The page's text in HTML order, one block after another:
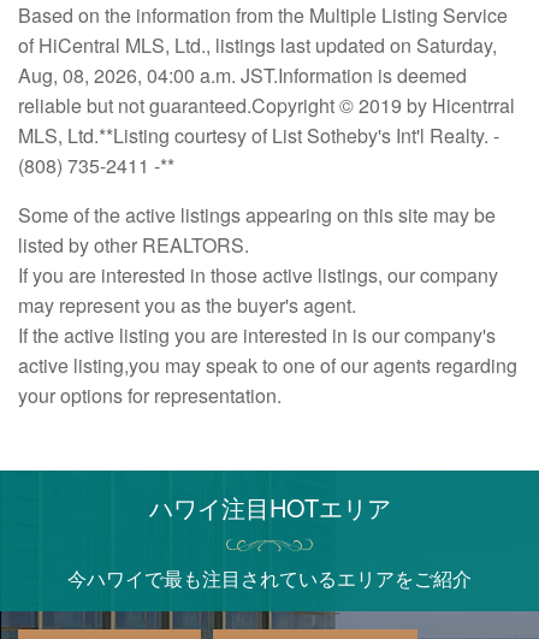
Based on the information from the Multiple Listing Service
of HiCentral MLS, Ltd., listings last updated on Saturday,
Aug, 08, 2026, 04:00 a.m. JST.Information is deemed
reliable but not guaranteed.Copyright © 2019 by Hicentrral
MLS, Ltd.**Listing courtesy of List Sotheby's Int'l Realty. -
(808) 735-2411 -**
Some of the active listings appearing on this site may be
listed by other REALTORS.
If you are interested in those active listings, our company
may represent you as the buyer's agent.
If the active listing you are interested in is our company's
active listing,you may speak to one of our agents regarding
your options for representation.
ハワイ注目HOTエリア
今ハワイで最も注目されているエリアをご紹介